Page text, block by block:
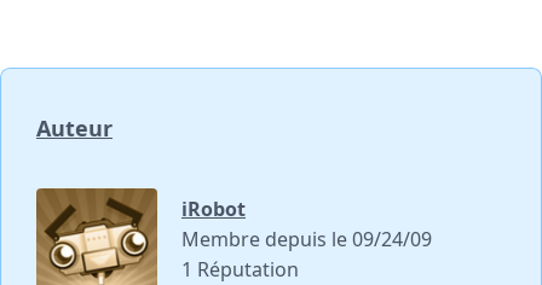
Auteur
iRobot
Membre depuis le 09/24/09
1 Réputation